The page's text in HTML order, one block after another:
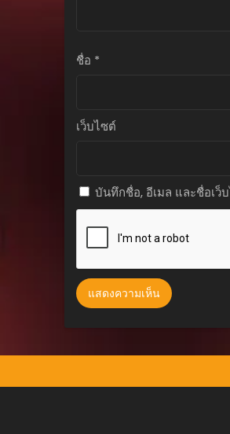
ตอนที่ 53
ตุลาคม 16, 2025
ตอนที่ 49
ตอนที่ 48
ชื่อ *
เว็บไซต์
บันทึกชื่อ, อีเมล และชื่อเว็